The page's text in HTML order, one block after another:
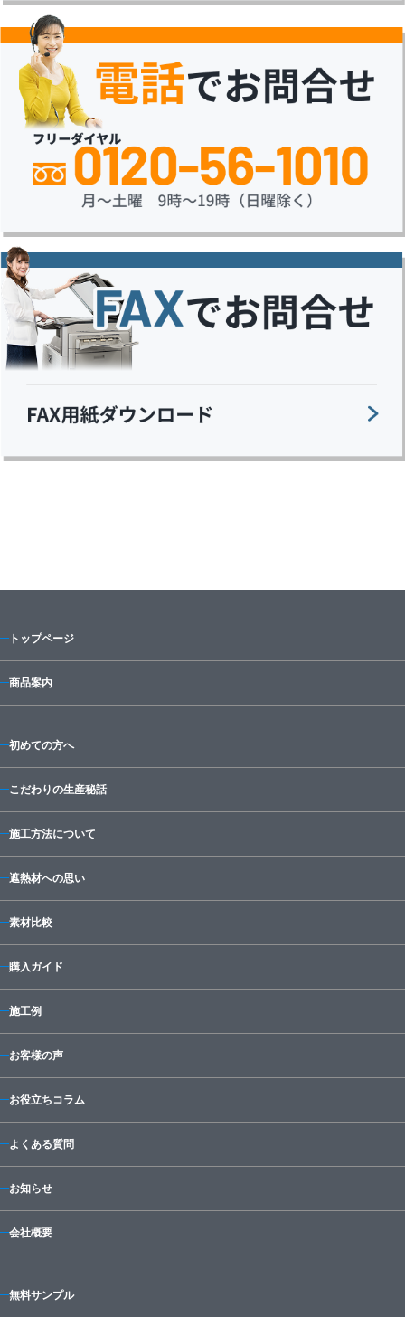
トップページ
商品案内
初めての方へ
こだわりの生産秘話
施工方法について
遮熱材への思い
素材比較
購入ガイド
施工例
お客様の声
お役立ちコラム
よくある質問
お知らせ
会社概要
無料サンプル